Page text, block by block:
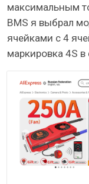
максимальным
BMS я выбрал
ячейками с 4
маркировка 4S в